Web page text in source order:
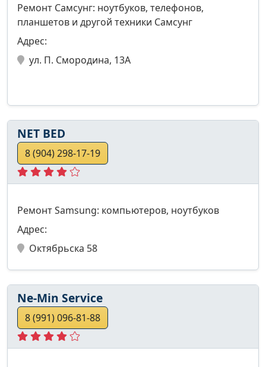
Ремонт Самсунг: ноутбуков, телефонов,
планшетов и другой техники Самсунг
Адрес:
ул. П. Смородина, 13А
NET BED
8 (904) 298-17-19
Ремонт Samsung: компьютеров, ноутбуков
Адрес:
Октябрьска 58
Ne-Min Service
8 (991) 096-81-88